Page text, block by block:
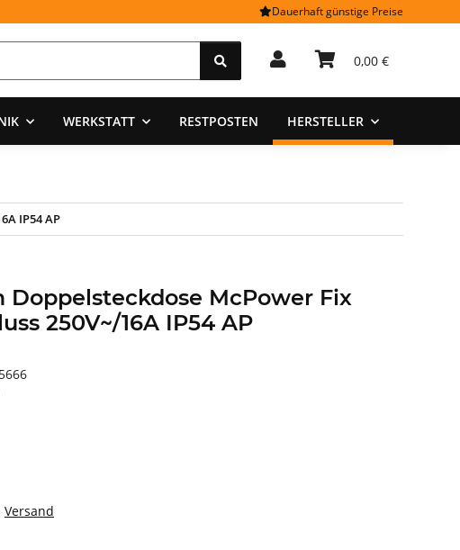
Dauerhaft günstige Preise
0,00 €
WERKSTATT RESTPOSTEN HERSTELLER
IP54 AP
Doppelsteckdose McPower Fix
250V~/16A IP54 AP
Versand